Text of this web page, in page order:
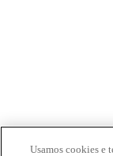
Usamos cookies e